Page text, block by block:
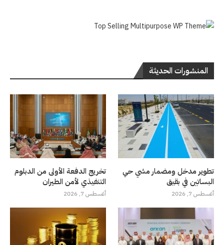
المنشورات الحديثة
تطوير مدخل ومضمار مشي حي
البساتين في بقيق
أغسطس 7, 2026
تخريج الدفعة الأولى من الدبلوم
التنفيذي لأمن الطيران
أغسطس 7, 2026